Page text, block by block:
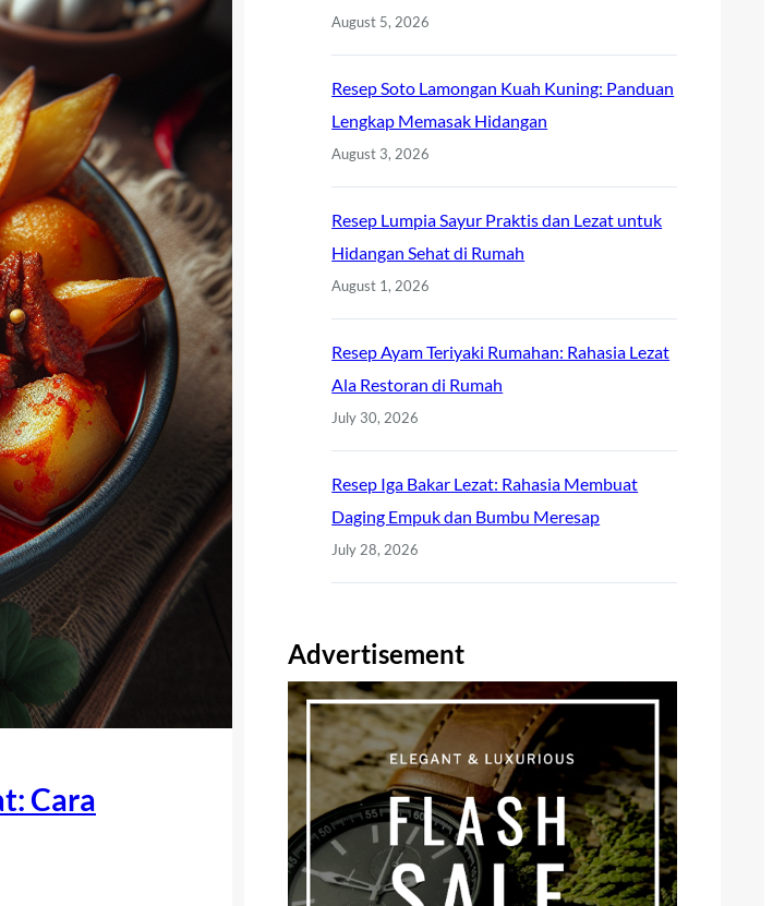
Cara
August 5, 2026
Resep Soto Lamongan Kuah Kuning: Panduan
Lengkap Memasak Hidangan
August 3, 2026
Resep Lumpia Sayur Praktis dan Lezat untuk
Hidangan Sehat di Rumah
August 1, 2026
Resep Ayam Teriyaki Rumahan: Rahasia Lezat
Ala Restoran di Rumah
July 30, 2026
Resep Iga Bakar Lezat: Rahasia Membuat
Daging Empuk dan Bumbu Meresap
July 28, 2026
Advertisement